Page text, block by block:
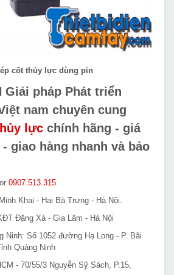
ép cốt thủy lực dùng pin
Giải pháp Phát triển
nam chuyên cung
lực chính hãng - giá
giao hàng nhanh và bảo
or 0907.513.315
Khai - Hai Bà Trưng - Hà Nội.
Đặng Xá - Gia Lâm - Hà Nội
Ninh: Số 1052 đường Hạ Long - P. Bãi
Quảng Ninh
- 70/55/3 Nguyễn Sỹ Sách, P.15,